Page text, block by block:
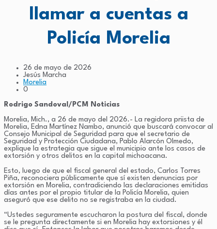
llamar a cuentas a
Policía Morelia
26 de mayo de 2026
Jesús Marcha
Morelia
0
Rodrigo Sandoval/PCM Noticias
Morelia, Mich., a 26 de mayo del 2026.- La regidora priista de
Morelia, Edna Martínez Nambo, anunció que buscará convocar al
Consejo Municipal de Seguridad para que el secretario de
Seguridad y Protección Ciudadana, Pablo Alarcón Olmedo,
explique la estrategia que sigue el municipio ante los casos de
extorsión y otros delitos en la capital michoacana.
Esto, luego de que el fiscal general del estado, Carlos Torres
Piña, reconociera públicamente que sí existen denuncias por
extorsión en Morelia, contradiciendo las declaraciones emitidas
días antes por el propio titular de la Policía Morelia, quien
aseguró que ese delito no se registraba en la ciudad.
“Ustedes seguramente escucharon la postura del fiscal, donde
se le pregunta directamente si en Morelia hay extorsiones y él